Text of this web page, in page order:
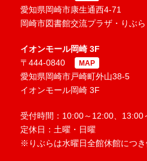
愛知県岡崎市康生通西4-71
岡崎市図書館交流プラザ・りぶ
イオンモール岡崎 3F
〒444-0840
MAP
愛知県岡崎市戸崎町外山38-5
イオンモール岡崎 3F
受付時間：10:00～12:00、13:00
定休日：土曜・日曜
※りぶらは水曜日全館休館につ